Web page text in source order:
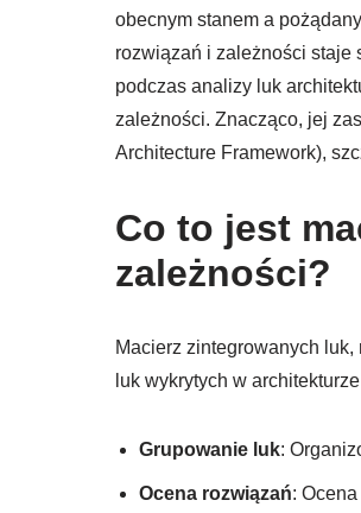
obecnym stanem a
rozwiązań i zależności staje
podczas analizy luk
zależności. Znacząco, jej
Architecture Framework),
Co to jest
zależności?
Macierz zintegrowanych
luk wykrytych w
Grupowanie luk:
Ocena rozwiązań: